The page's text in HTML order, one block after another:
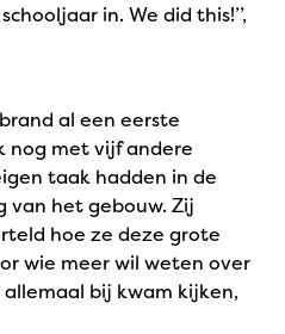
in. We did this!’’,
al een eerste
nog met vijf andere
taak hadden in de
van het gebouw. Zij
hoe ze deze grote
wie meer wil weten over
bij kwam kijken,